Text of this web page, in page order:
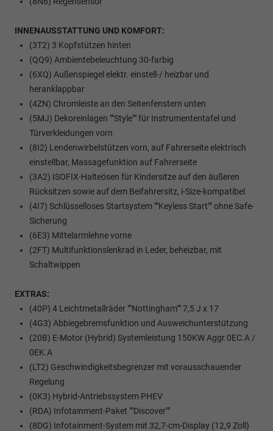
INNENAUSSTATTUNG UND KOMFORT:
(3T2) 3 Kopfstützen hinten
(QQ9) Ambientebeleuchtung 30-farbig
(6XQ) Außenspiegel elektr. einstell-/ heizbar und
heranklappbar
(4ZN) Chromleiste an den Seitenfenstern unten
(5MJ) Dekoreinlagen ""Style"" für Instrumententafel und
Türverkleidungen vorn
(8I2) Lendenwirbelstützen vorn, auf Fahrerseite elektrisch
einstellbar, Massagefunktion auf Fahrerseite
(3A2) ISOFIX-Halteösen für Kindersitze auf den äußeren
Rücksitzen sowie auf dem Beifahrersitz, i-Size-kompatibel
(4I7) Schlüsselloses Startsystem ""Keyless Start"" ohne Safe-
Sicherung
(6E3) Mittelarmlehne vorne
(2FT) Multifunktionslenkrad in Leder, beheizbar, mit
Schaltwippen
EXTRAS:
(40P) 4 Leichtmetallräder ""Nottingham"" 7,5 J x 17
(4G3) Abbiegebremsfunktion und Ausweichunterstützung
(20B) E-Motor (Hybrid) Systemleistung 150KW Aggr.0EC.A /
0EK.A
(LT2) Geschwindigkeitsbegrenzer mit vorausschauender
Regelung
(0K3) Hybrid-Antriebssystem PHEV
(RDA) Infotainment-Paket ""Discover""
(8DG) Infotainment-System mit 32,7-cm-Display (12,9 Zoll)